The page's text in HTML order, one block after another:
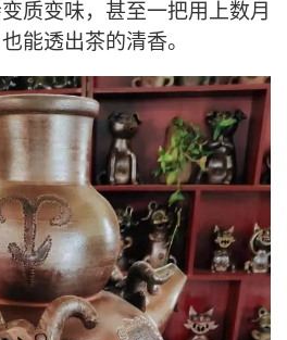
质变味，甚至一把用上数月
能透出茶的清香。